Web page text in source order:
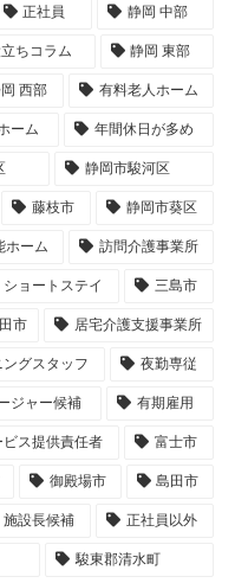
正社員 静岡 中部
ちコラム 静岡 東部
西部 有料老人ホーム
ーム 年間休日が多め
静岡市駿河区
藤枝市 静岡市葵区
ホーム 訪問介護事業所
ショートステイ 三島市
市 居宅介護支援事業所
ングスタッフ 夜勤専従
ジャー候補 有期雇用
ビス提供責任者 富士市
御殿場市 島田市
施設長候補 正社員以外
駿東郡清水町